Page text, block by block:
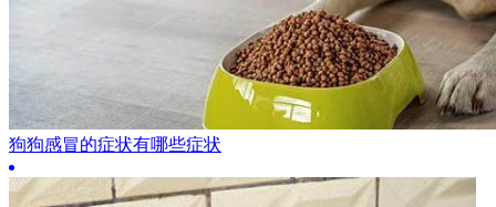
狗狗感冒的症状有哪些症状